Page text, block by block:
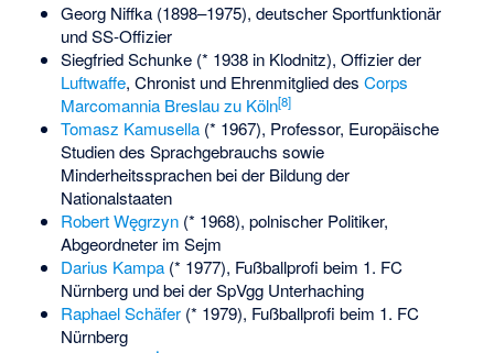
Georg Niffka(1898–1975), deutscher Sportfunktionär
und SS-Offizier
Siegfried Schunke (* 1938 in Klodnitz), Offizier der
Luftwaffe, Chronist und Ehrenmitglied des Corps
Marcomannia Breslau zu Köln[8]
Tomasz Kamusella(* 1967), Professor, Europäische
Studien des Sprachgebrauchs sowie
Minderheitssprachen bei der Bildung der
Nationalstaaten
Robert Węgrzyn(* 1968), polnischer Politiker,
Abgeordneter im Sejm
Darius Kampa(* 1977), Fußballprofi beim 1. FC
Nürnberg und bei der SpVgg Unterhaching
Raphael Schäfer(* 1979), Fußballprofi beim 1. FC
Nürnberg